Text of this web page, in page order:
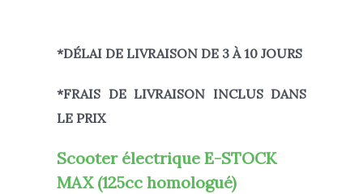
*DÉLAI DE LIVRAISON DE 3 À 10 JOURS
*FRAIS DE LIVRAISON INCLUS DANS
LE PRIX
Scooter électrique E-STOCK
MAX (125cc homologué)